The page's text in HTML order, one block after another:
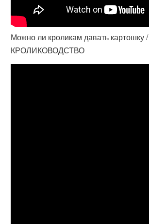
Можно ли кроликам давать картошку /
КРОЛИКОВОДСТВО